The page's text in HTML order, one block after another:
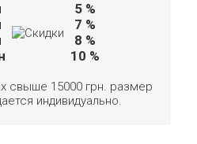
5 %
7 %
8 %
10 %
свыше 15000 грн. размер
индивидуально.